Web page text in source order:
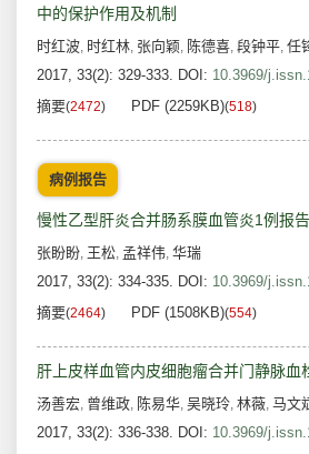
中的保护作用及机制
时红波, 时红林, 张向颖, 陈德喜, 段钟平, 任
2017, 33(2): 329-333. DOI: 10.3969/
摘要(2472) PDF (2259KB)(518)
病例报告
慢性乙型肝炎合并肠系膜血管炎1例报告
张盼盼, 王松, 孟祥伟, 华瑞
2017, 33(2): 334-335. DOI: 10.3969/
摘要(2464) PDF (1508KB)(554)
肝上皮样血管内皮细胞瘤合并门静脉血
汤善宏, 曾维政, 陈易华, 吴晓玲, 林薇, 马文
2017, 33(2): 336-338. DOI: 10.3969/